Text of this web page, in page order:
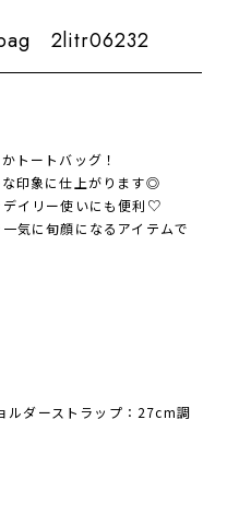
2litr06232
トートバッグ！
印象に仕上がります◎
デイリー使いにも便利♡
気に旬顔になるアイテムで
ダーストラップ：27cm調